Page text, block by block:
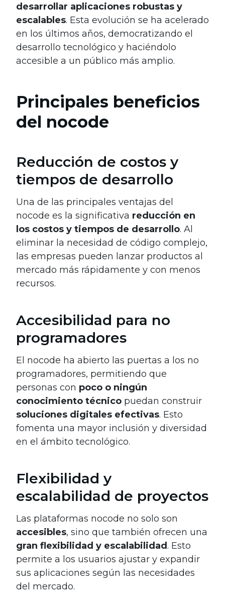
desarrollar aplicaciones robustas y
escalables. Esta evolución se ha acelerado
en los últimos años, democratizando el
desarrollo tecnológico y haciéndolo
accesible a un público más amplio.
Principales beneficios
del nocode
Reducción de costos y
tiempos de desarrollo
Una de las principales ventajas del
nocode es la significativa reducción en
los costos y tiempos de desarrollo. Al
eliminar la necesidad de código complejo,
las empresas pueden lanzar productos al
mercado más rápidamente y con menos
recursos.
Accesibilidad para no
programadores
El nocode ha abierto las puertas a los no
programadores, permitiendo que
personas con poco o ningún
conocimiento técnico puedan construir
soluciones digitales efectivas. Esto
fomenta una mayor inclusión y diversidad
en el ámbito tecnológico.
Flexibilidad y
escalabilidad de proyectos
Las plataformas nocode no solo son
accesibles, sino que también ofrecen una
gran flexibilidad y escalabilidad. Esto
permite a los usuarios ajustar y expandir
sus aplicaciones según las necesidades
del mercado.